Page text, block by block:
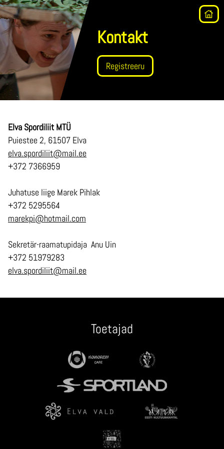
Kontakt
Registreeru
Elva Spordiliit MTÜ
Puiestee 2, 61507 Elva
elva.spordiliit@mail.ee
+372 7366959
Juhatuse liige Marek Pihlak
+372 5295564
marekpi@hotmail.com
Sekretär-raamatupidaja Anu Uin
+372 51979283
elva.spordiliit@mail.ee
Toetajad